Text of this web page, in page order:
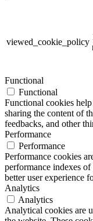
viewed_cookie_policy
Functional
Functional
Functional cookies
sharing the content of
feedbacks, and other
Performance
Performance
Performance cookies
performance indexes
better user experience
Analytics
Analytics
Analytical cookies are